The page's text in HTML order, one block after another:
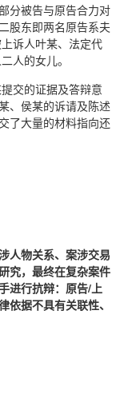
分被告与原告合力对
股东即两名原告系夫
诉人叶某、法定代
人的女儿。
交的证据及答辩意
、侯某的诉请及陈述
了大量的材料指向还
人物关系、案涉交易
究，最终在复杂案件
进行抗辩：原告/上
据不具有关联性、